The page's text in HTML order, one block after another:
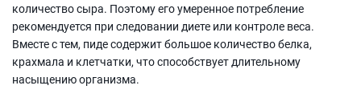
количество сыра. Поэтому его умеренное потребление
рекомендуется при следовании диете или контроле веса.
Вместе с тем, пиде содержит большое количество белка,
крахмала и клетчатки, что способствует длительному
насыщению организма.